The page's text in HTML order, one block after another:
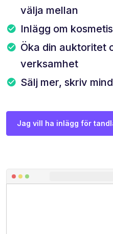
välja mellan
Inlägg om
Öka din auktoritet
verksamhet
Sälj mer, skriv
Jag vill ha inlägg för